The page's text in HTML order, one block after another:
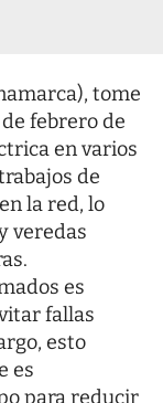
tome
febrero de
en varios
de
la red, lo
veredas
es
fallas
esto
es
para reducir